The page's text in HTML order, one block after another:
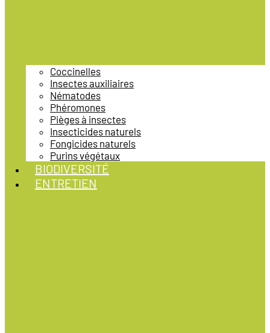
Coccinelles
Insectes auxiliaires
Nématodes
Phéromones
Pièges à insectes
Insecticides naturels
Fongicides naturels
Purins végétaux
BIODIVERSITÉ
ENTRETIEN